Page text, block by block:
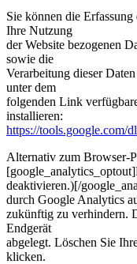
Sie können die
Ihre Nutzung
der Website bezogenen
sowie die
Verarbeitung dieser
unter dem
folgenden Link
installieren:
https://tools.google.com/
Alternativ zum Browser-
deaktivieren.)[/
durch Google Analytics
zukünftig zu verhindern.
Endgerät
abgelegt. Löschen Sie
klicken.